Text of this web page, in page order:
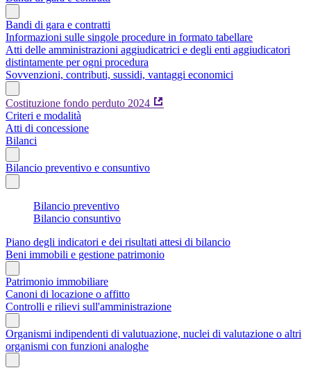
Bandi di gara e contratti
Informazioni sulle singole procedure in formato tabellare
Atti delle amministrazioni aggiudicatrici e degli enti aggiudicatori
distintamente per ogni procedura
Sovvenzioni, contributi, sussidi, vantaggi economici
Costituzione fondo perduto 2024
Criteri e modalità
Atti di concessione
Bilanci
Bilancio preventivo e consuntivo
Bilancio preventivo
Bilancio consuntivo
Piano degli indicatori e dei risultati attesi di bilancio
Beni immobili e gestione patrimonio
Patrimonio immobiliare
Canoni di locazione o affitto
Controlli e rilievi sull'amministrazione
Organismi indipendenti di valutuazione, nuclei di valutazione o altri
organismi con funzioni analoghe